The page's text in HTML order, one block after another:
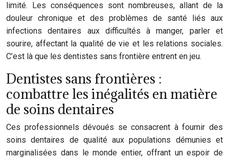
limité. Les conséquences sont nombreuses, allant de la
douleur chronique et des problèmes de santé liés aux
infections dentaires aux difficultés à manger, parler et
sourire, affectant la qualité de vie et les relations sociales.
C’est là que les dentistes sans frontière entrent en jeu.
Dentistes sans frontières :
combattre les inégalités en matière
de soins dentaires
Ces professionnels dévoués se consacrent à fournir des
soins dentaires de qualité aux populations démunies et
marginalisées dans le monde entier, offrant un espoir de